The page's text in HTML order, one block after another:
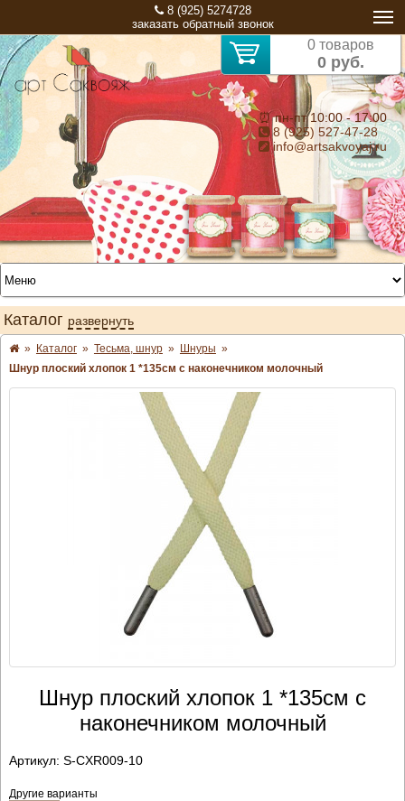
8 (925) 5274728
заказать обратный звонок
0 товаров
0 руб.
⏰ пн-пт 10:00 - 17:00
8 (925) 527-47-28
info@artsakvoyaj.ru
Каталог развернуть
» Каталог » Тесьма, шнур » Шнуры »
Шнур плоский хлопок 1 *135см с наконечником молочный
Шнур плоский хлопок 1 *135см с
наконечником молочный
Артикул: S-CXR009-10
Другие варианты